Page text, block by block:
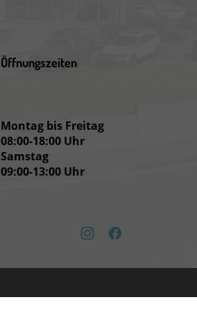
Öffnungszeiten
Montag bis Freitag
08:00-18:00 Uhr
Samstag
09:00-13:00 Uhr
instagramfacebook